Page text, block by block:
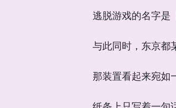
逃脱游戏的名字是
与此同时，东京都
那装置看起来宛如